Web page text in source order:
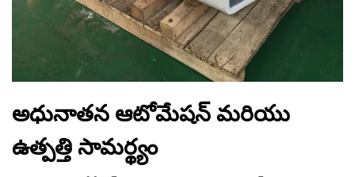
అధునాతన ఆటోమేషన్ మరియు
ఉత్పత్తి సామర్థ్యం